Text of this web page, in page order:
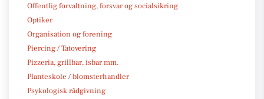
Offentlig forvaltning, forsvar og socialsikring
Optiker
Organisation og forening
Piercing / Tatovering
Pizzeria, grillbar, isbar mm.
Planteskole / blomsterhandler
Psykologisk rådgivning